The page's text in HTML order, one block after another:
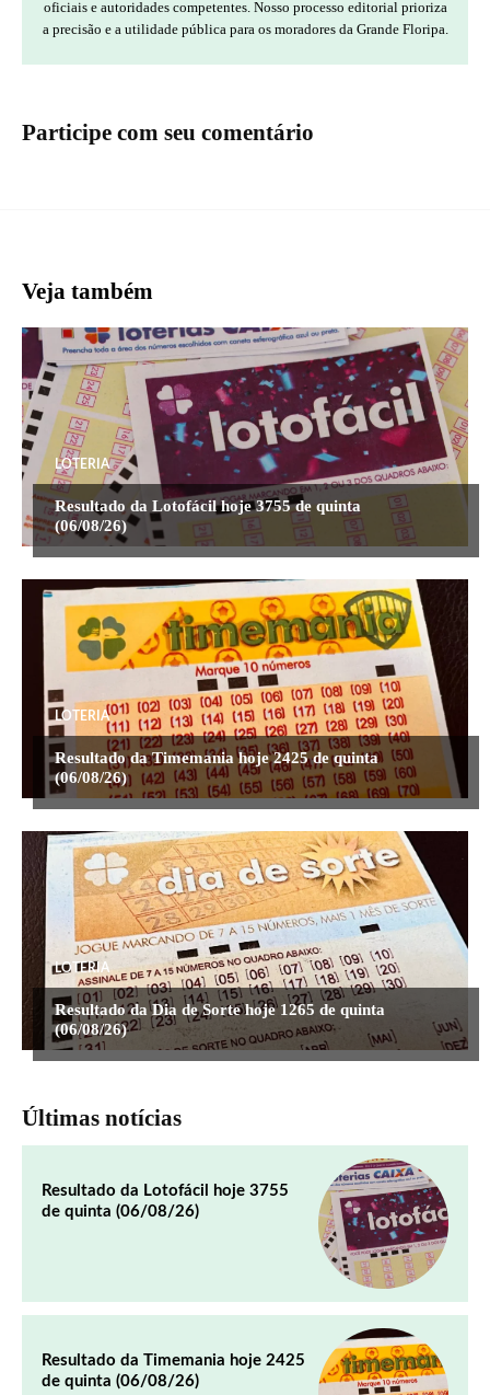
oficiais e autoridades competentes. Nosso processo editorial prioriza
a precisão e a utilidade pública para os moradores da Grande Floripa.
Participe com seu comentário
Veja também
LOTERIA
Resultado da Lotofácil hoje 3755 de quinta
(06/08/26)
LOTERIA
Resultado da Timemania hoje 2425 de quinta
(06/08/26)
LOTERIA
Resultado da Dia de Sorte hoje 1265 de quinta
(06/08/26)
Últimas notícias
Resultado da Lotofácil hoje 3755
de quinta (06/08/26)
Resultado da Timemania hoje 2425
de quinta (06/08/26)